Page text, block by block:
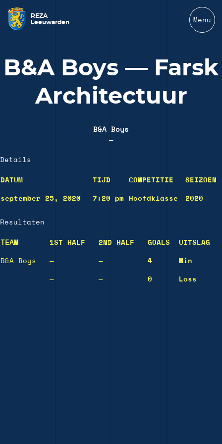
REZA
Leeuwarden
Menu
B&A Boys — Farsk
Architectuur
B&A Boys
—
Details
DATUM TIJD COMPETITIE SEIZOEN
september 25, 2020 7:20 pm Hoofdklasse 2020
Resultaten
TEAM 1ST HALF 2ND HALF GOALS UITSLAG
B&A Boys — — 4 Win
— — 0 Loss